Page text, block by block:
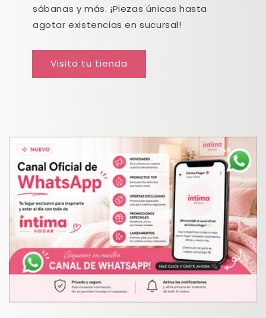
sábanas y más. ¡Piezas únicas hasta
agotar existencias en sucursal!
Visita tu tienda